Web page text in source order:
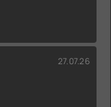
27.07.26